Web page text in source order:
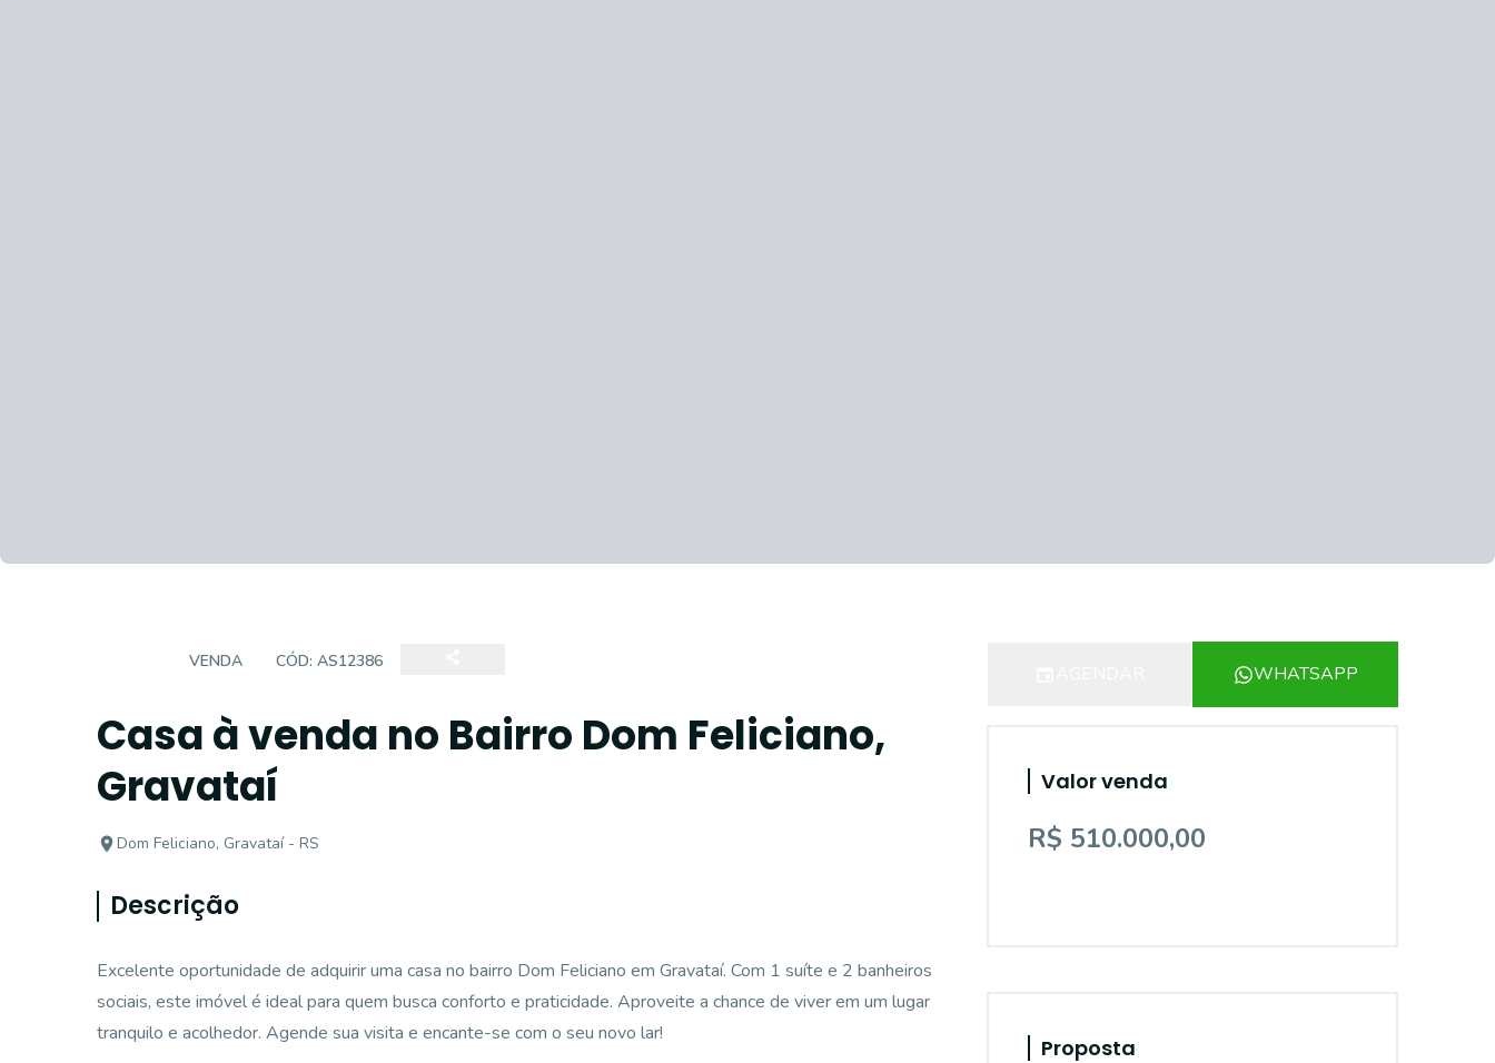
VENDA CÓD: AS12386
Casa à venda no Bairro Dom Feliciano,
Gravataí
Dom Feliciano, Gravataí - RS
Descrição
Excelente oportunidade de adquirir uma casa no bairro Dom Feliciano em Gravataí. Com 1 suíte e 2 banheiros
sociais, este imóvel é ideal para quem busca conforto e praticidade. Aproveite a chance de viver em um lugar
tranquilo e acolhedor. Agende sua visita e encante-se com o seu novo lar!
WHATSAPP
Valor venda
R$ 510.000,00
Proposta